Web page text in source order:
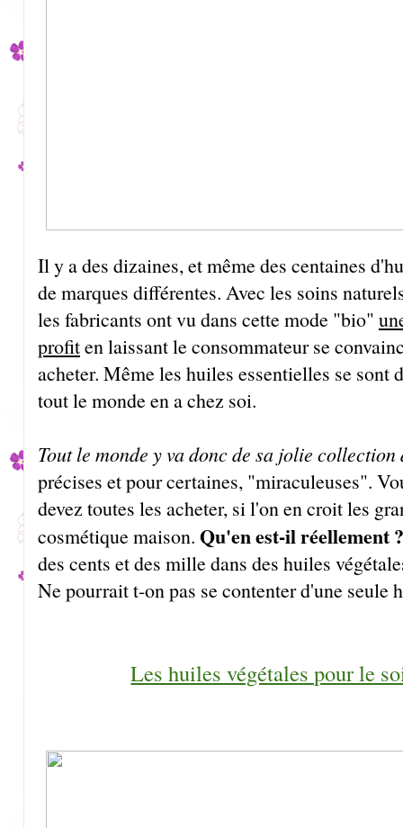
Il y a des dizaines, et même des centaines
de marques différentes. Avec les soins
les fabricants ont vu dans cette mode "bio"
profiten laissant le consommateur se
acheter. Même les huiles essentielles se sont
tout le monde en a chez soi.
Tout le monde y va donc de sa jolie
précises et pour certaines, "miraculeuses".
devez toutes les acheter, si l'on en croit les
cosmétique maison. Qu'en est-il réellement ?
des cents et des mille dans des huiles
Ne pourrait t-on pas se contenter d'une seule
Les huiles végétales pour le